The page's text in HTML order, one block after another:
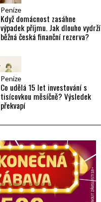
Peníze
Když domácnost zasáhne
výpadek příjmu. Jak dlouho vydrží
běžná česká finanční rezerva?
Peníze
Co udělá 15 let investování s
tisícovkou měsíčně? Výsledek
překvapí